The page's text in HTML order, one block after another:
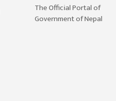
The Official Portal of
Government of Nepal